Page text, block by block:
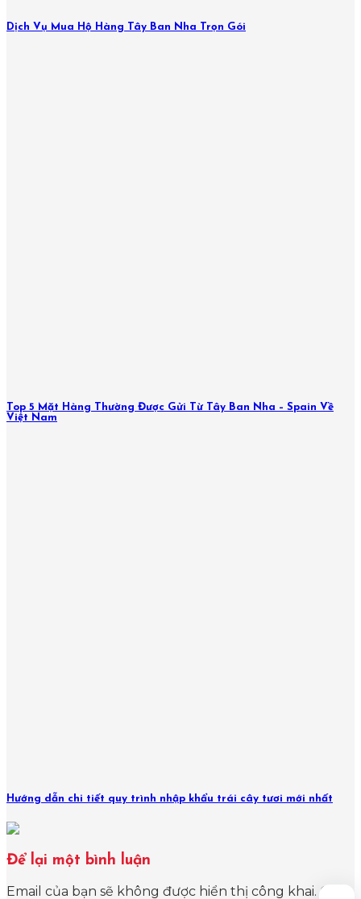
Dịch Vụ Mua Hộ Hàng Tây Ban Nha Trọn Gói
Top 5 Mặt Hàng Thường Được Gửi Từ Tây Ban Nha – Spain Về
Việt Nam
Hướng dẫn chi tiết quy trình nhập khẩu trái cây tươi mới nhất
Để lại một bình luận
Email của bạn sẽ không được hiển thị công khai. Các